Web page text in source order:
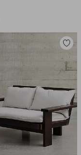
Lisää